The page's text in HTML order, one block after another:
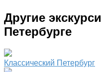
Другие
Петербурге
Классический Петербург